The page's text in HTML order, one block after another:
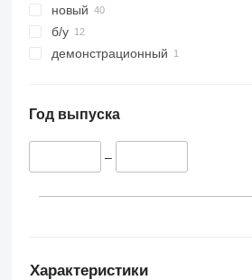
новый
б/у
демонстрационный
Год выпуска
–
Характеристики